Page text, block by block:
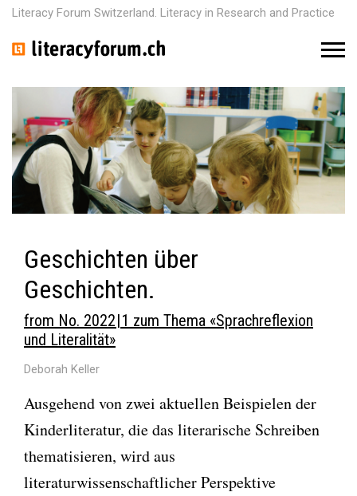
Literacy Forum Switzerland. Literacy in Research and Practice
M
u
Geschichten über
Geschichten.
from No. 2022 | 1 zum Thema «Sprachreflexion
und Literalität»
Deborah Keller
Ausgehend von zwei aktuellen Beispielen der
Kinderliteratur, die das literarische Schreiben
thematisieren, wird aus
literaturwissenschaftlicher Perspektive